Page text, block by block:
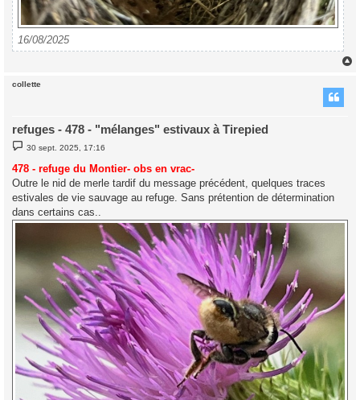
16/08/2025
collette
refuges - 478 - "mélanges" estivaux à Tirepied
M
e
s
s
a
g
e
30 sept. 2025, 17:16
478 - refuge du Montier- obs en vrac-
Outre le nid de merle tardif du message précédent, quelques traces
estivales de vie sauvage au refuge. Sans prétention de détermination
dans certains cas..